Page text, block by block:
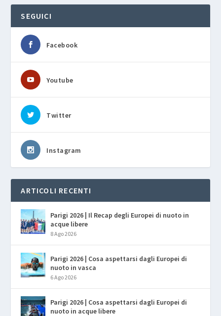
SEGUICI
Facebook
Youtube
Twitter
Instagram
ARTICOLI RECENTI
Parigi 2026 | Il Recap degli Europei di nuoto in
acque libere
8 Ago 2026
Parigi 2026 | Cosa aspettarsi dagli Europei di
nuoto in vasca
6 Ago 2026
Parigi 2026 | Cosa aspettarsi dagli Europei di
nuoto in acque libere